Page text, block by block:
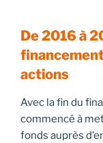
De 2016 à
actions
Avec la fin du
commencé à
fonds auprès